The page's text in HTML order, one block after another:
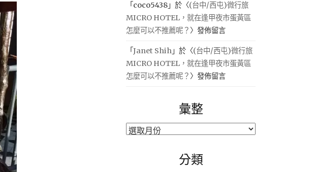
「 coco5438 」於〈(台中/西屯)微行旅
MICRO HOTEL，就在逢甲夜市蛋黃區
怎麼可以不推薦呢？ 〉發佈留言
「Janet Shih 」於〈(台中/西屯)微行旅
MICRO HOTEL，就在逢甲夜市蛋黃區
怎麼可以不推薦呢？ 〉發佈留言
彙整
彙
分類